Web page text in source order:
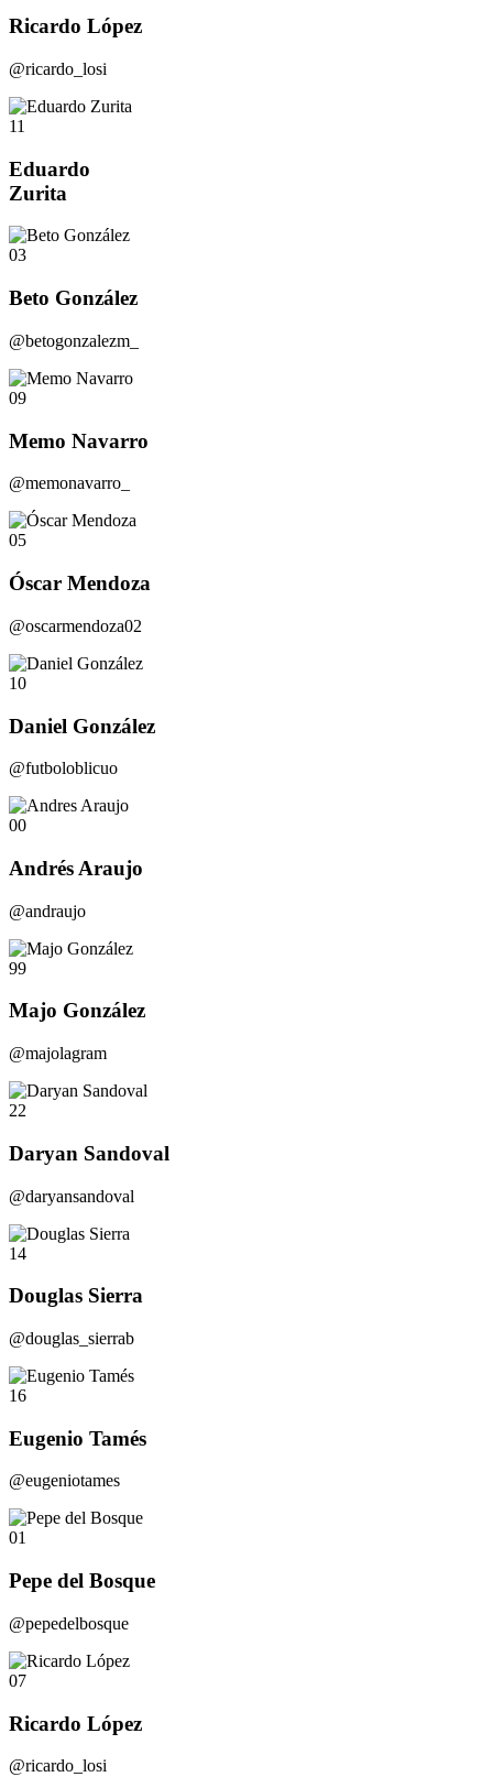
Ricardo López
@ricardo_losi
11
Eduardo
Zurita
03
Beto González
@betogonzalezm_
09
Memo Navarro
@memonavarro_
05
Óscar Mendoza
@oscarmendoza02
10
Daniel González
@futboloblicuo
00
Andrés Araujo
@andraujo
99
Majo González
@majolagram
22
Daryan Sandoval
@daryansandoval
14
Douglas Sierra
@douglas_sierrab
16
Eugenio Tamés
@eugeniotames
01
Pepe del Bosque
@pepedelbosque
07
Ricardo López
@ricardo_losi